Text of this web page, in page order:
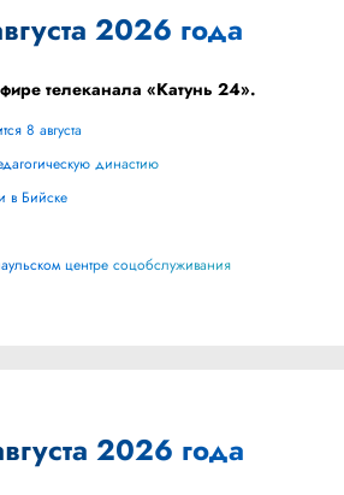
2026 года
телеканала «Катунь 24».
8 августа
династию
в Бийске
центре соцобслуживания
2026 года